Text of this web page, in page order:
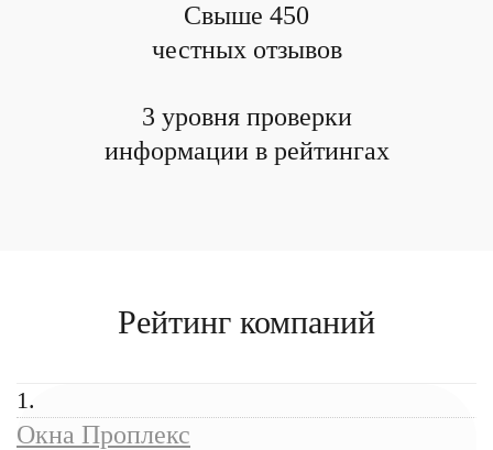
Свыше 450
честных отзывов
3 уровня проверки
информации в рейтингах
Рейтинг компаний
1.
Окна Проплекс